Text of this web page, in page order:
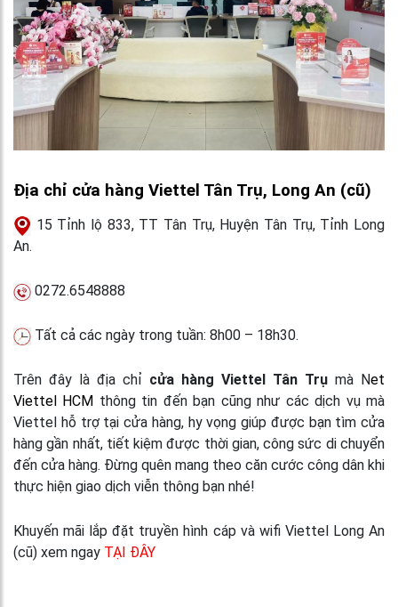
Địa chỉ cửa hàng Viettel Tân Trụ, Long An (cũ)
15 Tỉnh lộ 833, TT Tân Trụ, Huyện Tân Trụ, Tỉnh Long
An.
0272.6548888
Tất cả các ngày trong tuần: 8h00 – 18h30.
Trên đây là địa chỉ cửa hàng Viettel Tân Trụ mà Net
Viettel HCM thông tin đến bạn cũng như các dịch vụ mà
Viettel hỗ trợ tại cửa hàng, hy vọng giúp được bạn tìm cửa
hàng gần nhất, tiết kiệm được thời gian, công sức di chuyển
đến cửa hàng. Đừng quên mang theo căn cước công dân khi
thực hiện giao dịch viễn thông bạn nhé!
Khuyến mãi lắp đặt truyền hình cáp và wifi Viettel Long An
(cũ) xem ngay TẠI ĐÂY